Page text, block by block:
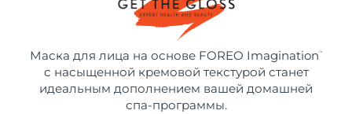
Маска для лица на основе FOREO Imagination ™
с насыщенной кремовой текстурой станет
идеальным дополнением вашей домашней
спа-программы.